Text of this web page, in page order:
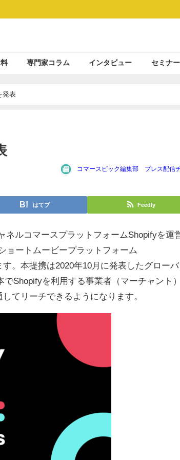
専門家コラム インタビュー セミナ
発表
コマースピック編集部 プレス配信
はてブ Feedly
ネルコマースプラットフォームShopifyを運
ョートムービープラットフォーム
。本提携は2020年10月に発表したグローバ
Shopifyを利用する事業者（マーチャント
てリーチできるようになります。